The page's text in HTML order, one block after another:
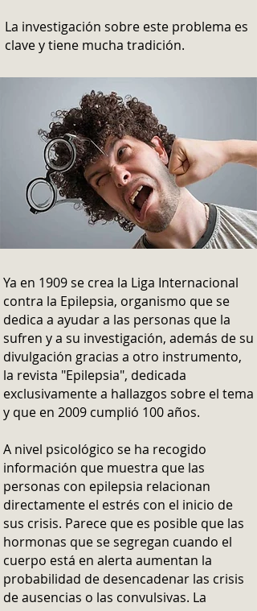
La investigación sobre este problema es
clave y tiene mucha tradición.
Ya en 1909 se crea la Liga Internacional
contra la Epilepsia, organismo que se
dedica a ayudar a las personas que la
sufren y a su investigación, además de su
divulgación gracias a otro instrumento,
la revista "Epilepsia", dedicada
exclusivamente a hallazgos sobre el tema
y que en 2009 cumplió 100 años.
A nivel psicológico se ha recogido
información que muestra que las
personas con epilepsia relacionan
directamente el estrés con el inicio de
sus crisis. Parece que es posible que las
hormonas que se segregan cuando el
cuerpo está en alerta aumentan la
probabilidad de desencadenar las crisis
de ausencias o las convulsivas. La